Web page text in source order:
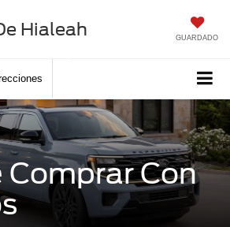
Hialeah GUARDADO
Comprar Con